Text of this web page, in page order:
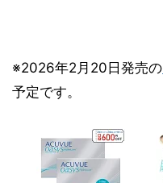
※2026年2月20日発売の
予定です。